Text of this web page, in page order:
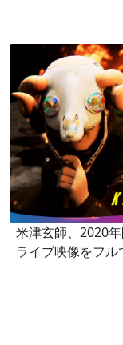
米津玄師、2020
ライブ映像をフル